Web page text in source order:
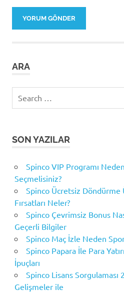
ARA
for:
SON YAZILAR
Spinco VIP Programı
Seçmelisiniz?
Spinco Ücretsiz Döndürme
Fırsatları Neler?
Spinco Çevrimsiz Bonus
Geçerli Bilgiler
Spinco Maç İzle Neden
Spinco Papara İle Para
İpuçları
Spinco Lisans Sorgulaması
Gelişmeler ile